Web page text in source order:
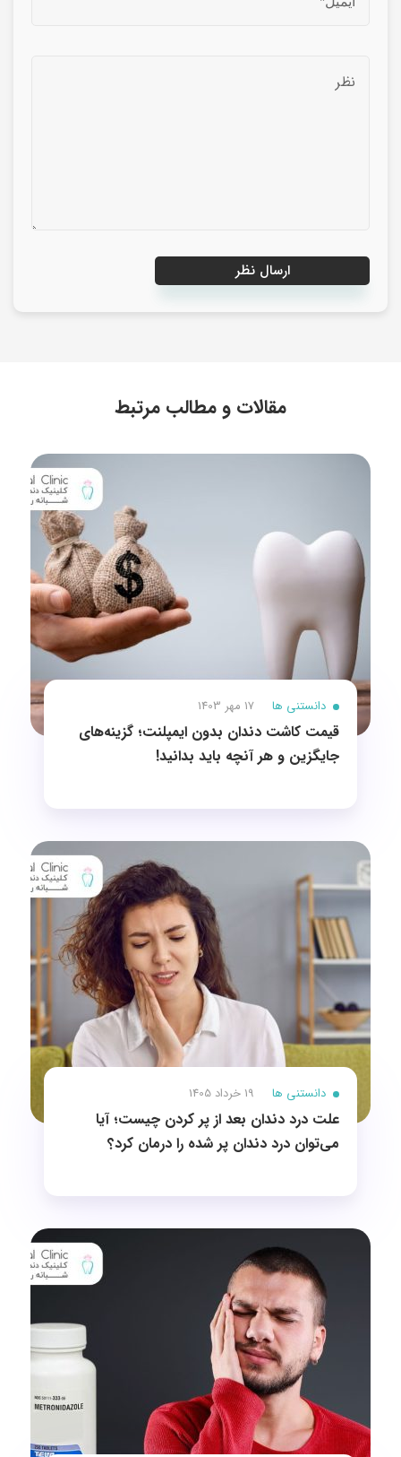
مقالات و مطالب مرتبط
دانستنی ها 17 مهر 1403
قیمت کاشت دندان بدون ایمپلنت؛ گزینه‌های
جایگزین و هر آنچه باید بدانید!
دانستنی ها 19 خرداد 1405
علت درد دندان بعد از پر کردن چیست؛ آیا
می‌توان درد دندان پر شده را درمان کرد؟